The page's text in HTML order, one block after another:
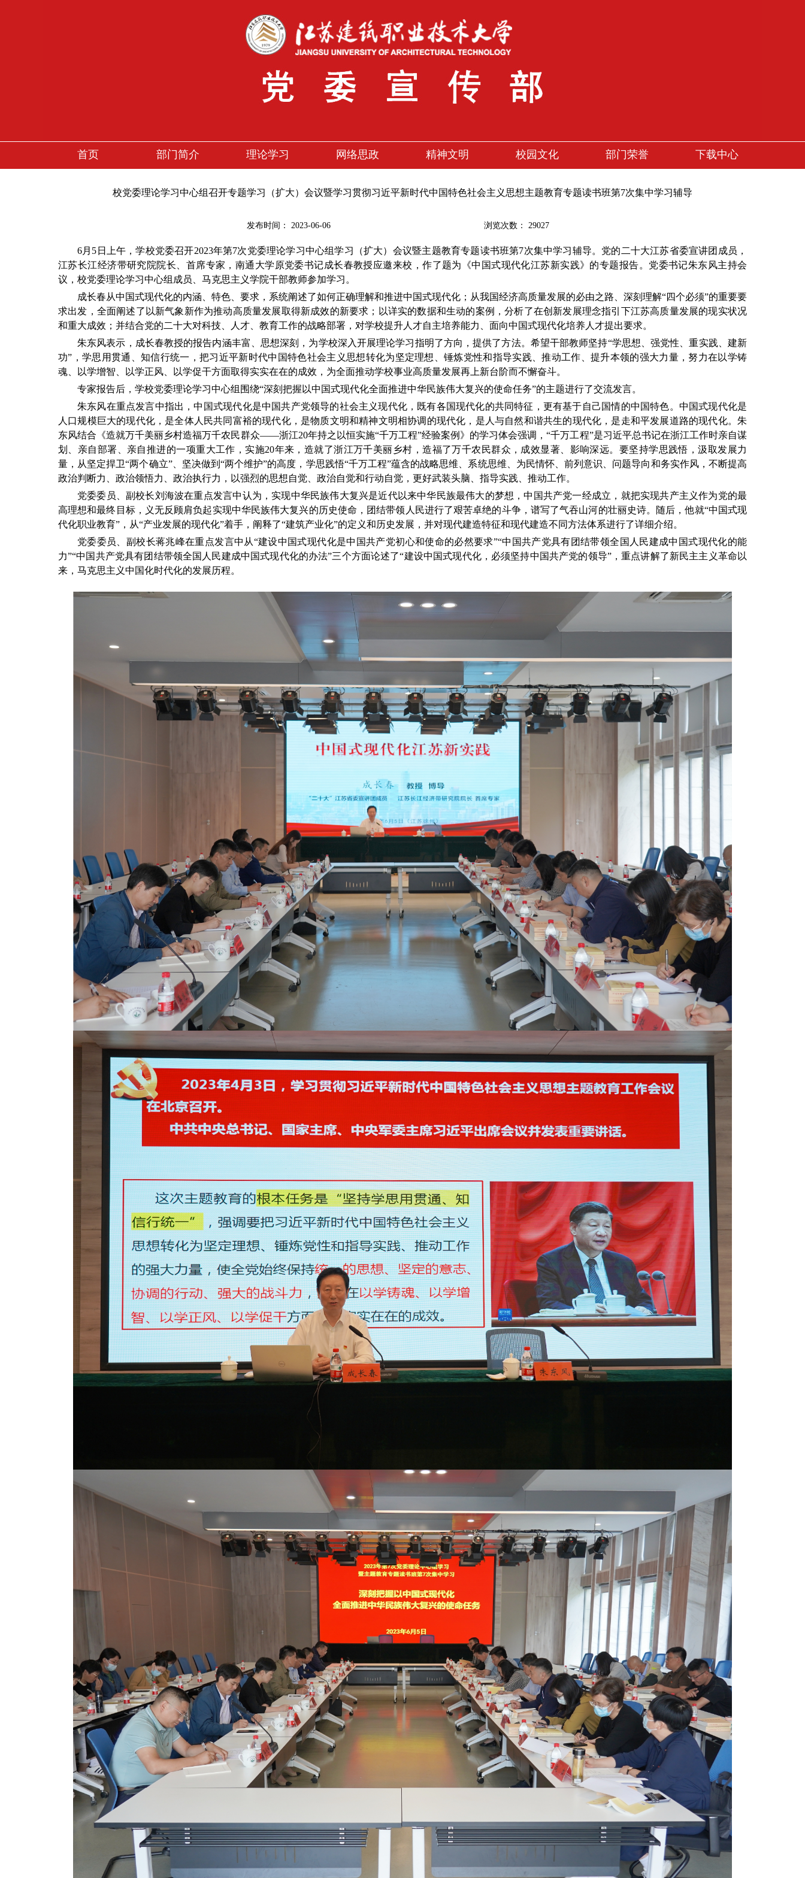
首页 部门简介 理论学习 网络思政 精神文明 校园文化 部门荣誉 下载中心
校党委理论学习中心组召开专题学习（扩大）会议暨学习贯彻习近平新时代中国特色社会主义思想主题教育专题读书班第7次集中学习辅导
发布时间： 2023-06-06 浏览次数： 29027
6月5日上午，学校党委召开2023年第7次党委理论学习中心组学习（扩大）会议暨主题教育专题读书班第7次集中学习辅导。党的二十大江苏省委宣讲团成员，
江苏长江经济带研究院院长、首席专家，南通大学原党委书记成长春教授应邀来校，作了题为《中国式现代化江苏新实践》的专题报告。党委书记朱东风主持会
议，校党委理论学习中心组成员、马克思主义学院干部教师参加学习。
成长春从中国式现代化的内涵、特色、要求，系统阐述了如何正确理解和推进中国式现代化；从我国经济高质量发展的必由之路、深刻理解“四个必须”的重要要
求出发，全面阐述了以新气象新作为推动高质量发展取得新成效的新要求；以详实的数据和生动的案例，分析了在创新发展理念指引下江苏高质量发展的现实状况
和重大成效；并结合党的二十大对科技、人才、教育工作的战略部署，对学校提升人才自主培养能力、面向中国式现代化培养人才提出要求。
朱东风表示，成长春教授的报告内涵丰富、思想深刻，为学校深入开展理论学习指明了方向，提供了方法。希望干部教师坚持“学思想、强党性、重实践、建新
功”，学思用贯通、知信行统一，把习近平新时代中国特色社会主义思想转化为坚定理想、锤炼党性和指导实践、推动工作、提升本领的强大力量，努力在以学铸
魂、以学增智、以学正风、以学促干方面取得实实在在的成效，为全面推动学校事业高质量发展再上新台阶而不懈奋斗。
专家报告后，学校党委理论学习中心组围绕“深刻把握以中国式现代化全面推进中华民族伟大复兴的使命任务”的主题进行了交流发言。
朱东风在重点发言中指出，中国式现代化是中国共产党领导的社会主义现代化，既有各国现代化的共同特征，更有基于自己国情的中国特色。中国式现代化是
人口规模巨大的现代化，是全体人民共同富裕的现代化，是物质文明和精神文明相协调的现代化，是人与自然和谐共生的现代化，是走和平发展道路的现代化。朱
东风结合《造就万千美丽乡村造福万千农民群众——浙江20年持之以恒实施“千万工程”经验案例》的学习体会强调，“千万工程”是习近平总书记在浙江工作时亲自谋
划、亲自部署、亲自推进的一项重大工作，实施20年来，造就了浙江万千美丽乡村，造福了万千农民群众，成效显著、影响深远。要坚持学思践悟，汲取发展力
量，从坚定捍卫“两个确立”、坚决做到“两个维护”的高度，学思践悟“千万工程”蕴含的战略思维、系统思维、为民情怀、前列意识、问题导向和务实作风，不断提高
政治判断力、政治领悟力、政治执行力，以强烈的思想自觉、政治自觉和行动自觉，更好武装头脑、指导实践、推动工作。
党委委员、副校长刘海波在重点发言中认为，实现中华民族伟大复兴是近代以来中华民族最伟大的梦想，中国共产党一经成立，就把实现共产主义作为党的最
高理想和最终目标，义无反顾肩负起实现中华民族伟大复兴的历史使命，团结带领人民进行了艰苦卓绝的斗争，谱写了气吞山河的壮丽史诗。随后，他就“中国式现
代化职业教育”，从“产业发展的现代化”着手，阐释了“建筑产业化”的定义和历史发展，并对现代建造特征和现代建造不同方法体系进行了详细介绍。
党委委员、副校长蒋兆峰在重点发言中从“建设中国式现代化是中国共产党初心和使命的必然要求”“中国共产党具有团结带领全国人民建成中国式现代化的能
力”“中国共产党具有团结带领全国人民建成中国式现代化的办法”三个方面论述了“建设中国式现代化，必须坚持中国共产党的领导”，重点讲解了新民主主义革命以
来，马克思主义中国化时代化的发展历程。